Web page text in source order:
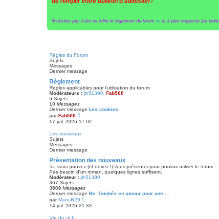
N'hésitez pas à lire ou relire le règlement du forum ici et à bien respecter les
Règles du Forum
Sujets
Messages
Dernier message
Règlement
Règles applicables pour l'utilisation du forum
Modérateurs : jln51390 Fab500
6 Sujets
10 Messages
Dernier message Les cookies
parFab500
o
i
l
e
n
i
e
r
e
s
a
17 juil. 2026 17:02
Les nouveaux
Sujets
Messages
Dernier message
Présentation des nouveaux
Ici, vous pouvez (et devez !) vous présenter pour pouvoir utiliser le forum.
Pas besoin d'un roman, quelques lignes suffisent.
Modérateur : jln51390
367 Sujets
3609 Messages
Dernier message Re: Tombés en amour pour une …
parManuB29
o
14 juil. 2026 21:33
Vie du club